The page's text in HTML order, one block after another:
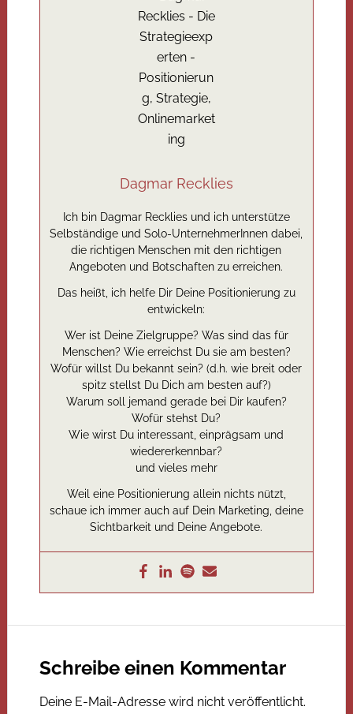
Dagmar Recklies
Ich bin Dagmar Recklies und ich unterstütze
Selbständige und Solo-UnternehmerInnen dabei,
die richtigen Menschen mit den richtigen
Angeboten und Botschaften zu erreichen.
Das heißt, ich helfe Dir Deine Positionierung zu
entwickeln:
Wer ist Deine Zielgruppe? Was sind das für
Menschen? Wie erreichst Du sie am besten?
Wofür willst Du bekannt sein? (d.h. wie breit oder
spitz stellst Du Dich am besten auf?)
Warum soll jemand gerade bei Dir kaufen?
Wofür stehst Du?
Wie wirst Du interessant, einprägsam und
wiedererkennbar?
und vieles mehr
Weil eine Positionierung allein nichts nützt,
schaue ich immer auch auf Dein Marketing, deine
Sichtbarkeit und Deine Angebote.
Schreibe einen Kommentar
Deine E-Mail-Adresse wird nicht veröffentlicht.